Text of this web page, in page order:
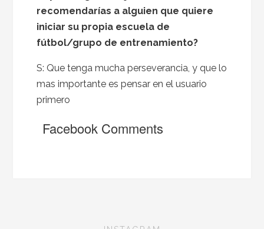
recomendarías a alguien que quiere
iniciar su propia escuela de
fútbol/grupo de entrenamiento?
S: Que tenga mucha perseverancia, y que lo
mas importante es pensar en el usuario
primero
Facebook Comments